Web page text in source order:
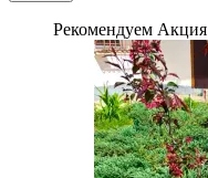
Рекомендуем